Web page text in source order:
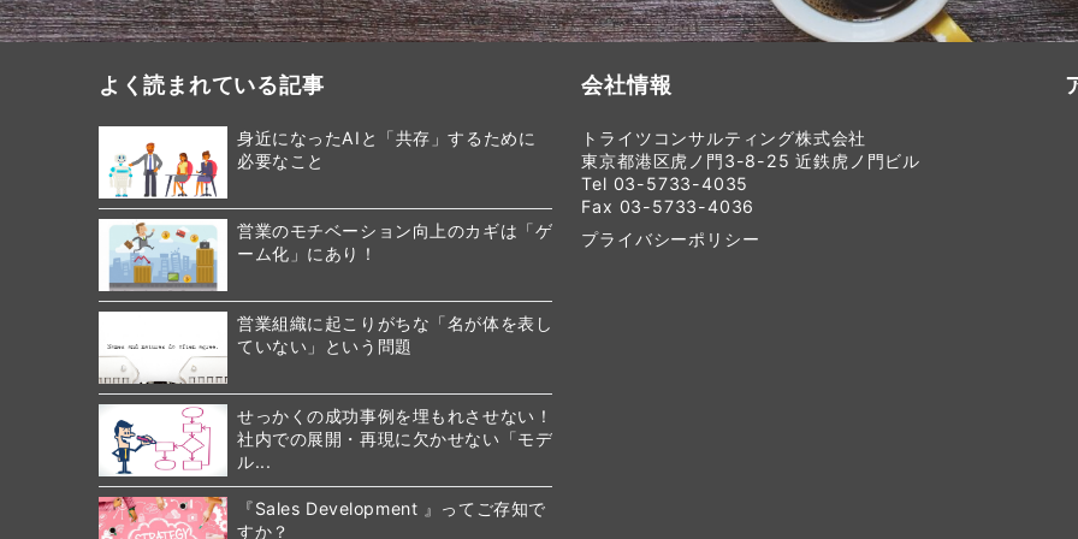
よく読まれている記事
身近になったAIと「共存」するために
必要なこと
営業のモチベーション向上のカギは「ゲ
ーム化」にあり！
営業組織に起こりがちな「名が体を表し
ていない」という問題
せっかくの成功事例を埋もれさせない！
社内での展開・再現に欠かせない「モデ
ル...
『Sales Development 』ってご存知で
すか？
会社情報
トライツコンサルティング株式会社
東京都港区虎ノ門3-8-25 近鉄虎ノ門ビル
Tel 03-5733-4035
Fax 03-5733-4036
プライバシーポリシー